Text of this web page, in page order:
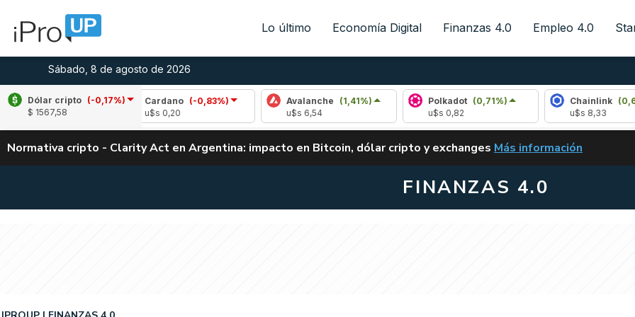
Lo último Economía Digital Finanzas 4.0 Empleo 4.0
Sábado, 8 de agosto de 2026
Dólar cripto (-0,17%)
$ 1567,58
Cardano
(-0,83%)
Avalanche (1,41%)
Polkadot
(0,71%)
Chainlink
(0,65%)
Normativa cripto - Clarity Act en Argentina: impacto en Bitcoin, dólar cripto y exchanges CLARITY ACT EN
Más información
FINANZAS 4.0